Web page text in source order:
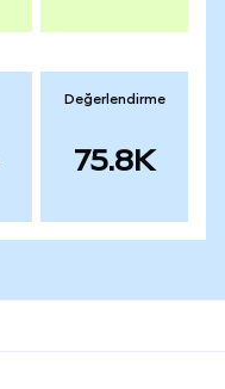
Değerlendirme
75.8K